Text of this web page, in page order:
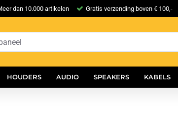
dan 10.000 artikelen Gratis verzending boven € 100,-
HOUDERS AUDIO SPEAKERS KABELS